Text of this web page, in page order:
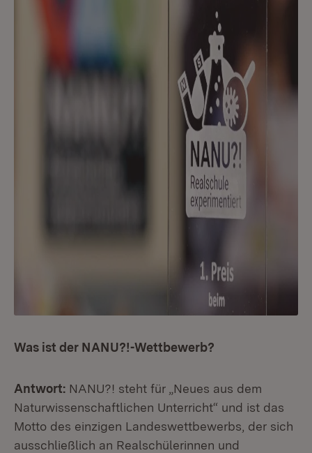
Was ist der NANU?!-Wettbewerb?
Antwort: NANU?! steht für „Neues aus dem
Naturwissenschaftlichen Unterricht“ und ist das
Motto des einzigen Landeswettbewerbs, der sich
ausschließlich an Realschülerinnen und